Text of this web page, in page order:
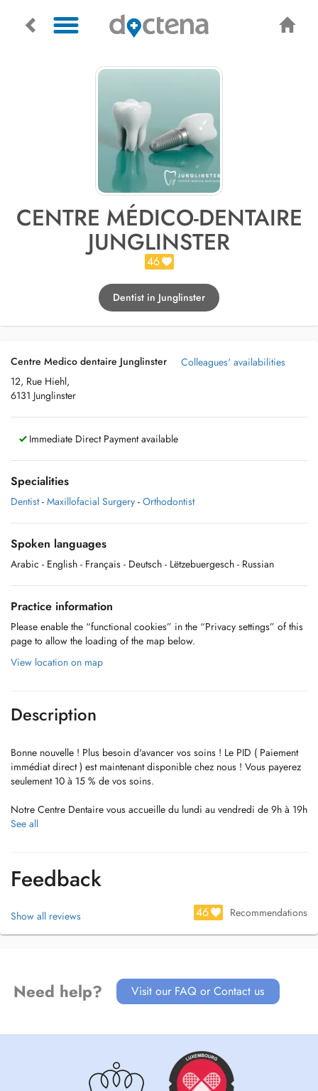
CENTRE MÉDICO-DENTAIRE
JUNGLINSTER
46
Dentist in Junglinster
Centre Medico dentaire Junglinster
12, Rue Hiehl,
6131 Junglinster
Colleagues' availabilities
Immediate Direct Payment available
Specialities
Dentist - Maxillofacial Surgery - Orthodontist
Spoken languages
Arabic - English - Français - Deutsch - Lëtzebuergesch - Russian
Practice information
Please enable the “functional cookies” in the “Privacy settings” of this
page to allow the loading of the map below.
View location on map
Description
Bonne nouvelle ! Plus besoin d'avancer vos soins ! Le PID ( Paiement
immédiat direct ) est maintenant disponible chez nous ! Vous payerez
seulement 10 à 15 % de vos soins.
Notre Centre Dentaire vous accueille du lundi au vendredi de 9h à 19h
et le samedi de 10h à 17h30 avec ou sans rendez-vous.
Parodontologie et en Implantologie.
simple contrôle ou pour une urgence dentaire.
See all
Feedback
Show all reviews 46 Recommendations
Need help? Visit our FAQ or Contact us